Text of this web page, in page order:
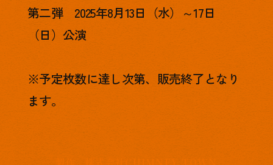
第二弾 2025年8月13日（水）～17日
（日）公演
※予定枚数に達し次第、販売終了となり
ます。
製作 株式会社CHIMNEY TOWN